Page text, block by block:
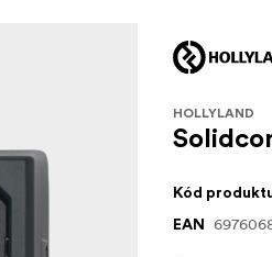
HOLLYLAND
Kód
EAN